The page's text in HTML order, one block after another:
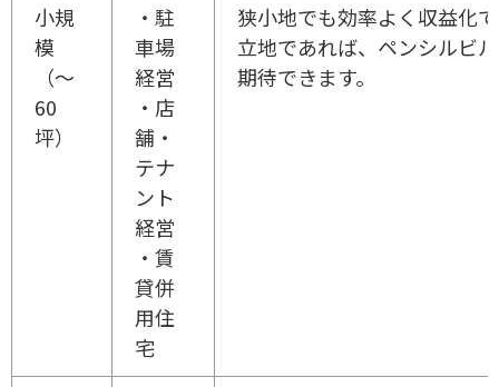
小規
模
（～
60
坪）
・駐
車場
経営
・店
舗・
テナ
ント
経営
・賃
貸併
用住
宅
狭小地でも効率よく収益化
立地であれば、ペンシルビ
期待できます。